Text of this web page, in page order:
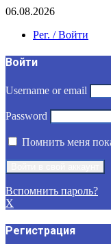
06.08.2026
Рег. / Войти
Войти
Username or email
Password
Помнить меня
Вспомнить пароль?
X
Регистрация